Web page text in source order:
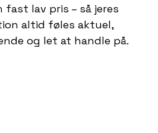
fast lav pris – så jeres
altid føles aktuel,
og let at handle på.